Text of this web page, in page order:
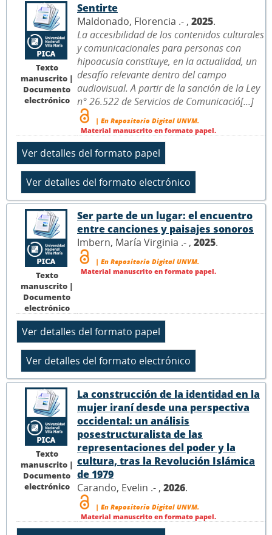
Texto
manuscrito |
Documento
electrónico
Sentirte
Maldonado, Florencia .- , 2025.
La accesibilidad de los contenidos culturales
y comunicacionales para personas con
hipoacusia constituye, en la actualidad, un
desafío relevante dentro del campo
audiovisual. A partir de la sanción de la Ley
n° 26.522 de Servicios de Comunicació[...]
| En Repositorio Digital UNVM.
Material manuscrito en formato papel.
Texto
manuscrito |
Documento
electrónico
Ser parte de un lugar: el encuentro
entre canciones y paisajes sonoros
Imbern, María Virginia .- , 2025.
| En Repositorio Digital UNVM.
Material manuscrito en formato papel.
Texto
manuscrito |
Documento
electrónico
La construcción de la identidad en la
mujer iraní desde una perspectiva
occidental: un análisis
posestructuralista de las
representaciones del poder y la
cultura, tras la Revolución Islámica
de 1979
Carando, Evelin .- , 2026.
| En Repositorio Digital UNVM.
Material manuscrito en formato papel.